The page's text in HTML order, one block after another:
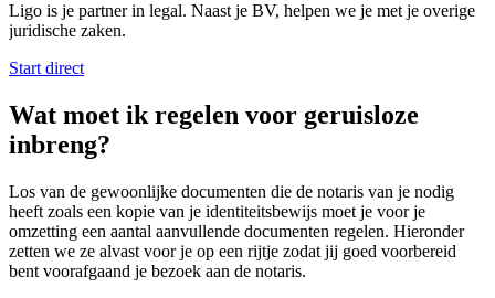
Ligo is je partner in legal. Naast je BV, helpen we je met je overige
juridische zaken.
Start direct
Wat moet ik regelen voor geruisloze
inbreng?
Los van de gewoonlijke documenten die de notaris van je nodig
heeft zoals een kopie van je identiteitsbewijs moet je voor je
omzetting een aantal aanvullende documenten regelen. Hieronder
zetten we ze alvast voor je op een rijtje zodat jij goed voorbereid
bent voorafgaand je bezoek aan de notaris.